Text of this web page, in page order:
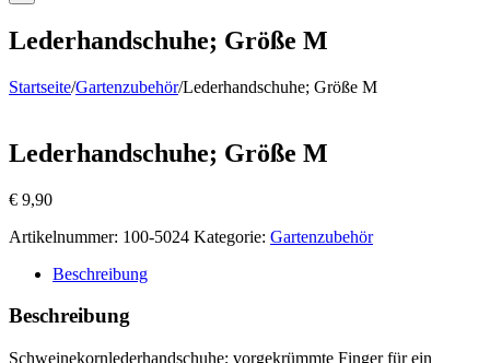
Lederhandschuhe; Größe M
Startseite/Gartenzubehör/Lederhandschuhe; Größe M
Lederhandschuhe; Größe M
€ 9,90
Artikelnummer: 100-5024 Kategorie: Gartenzubehör
Beschreibung
Beschreibung
Schweinekornlederhandschuhe; vorgekrümmte Finger für ein